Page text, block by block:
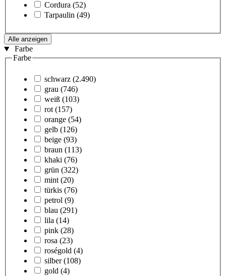
Cordura (52)
Tarpaulin (49)
Alle anzeigen
Farbe
Farbe
schwarz (2.490)
grau (746)
weiß (103)
rot (157)
orange (54)
gelb (126)
beige (93)
braun (113)
khaki (76)
grün (322)
mint (20)
türkis (76)
petrol (9)
blau (291)
lila (14)
pink (28)
rosa (23)
roségold (4)
silber (108)
gold (4)